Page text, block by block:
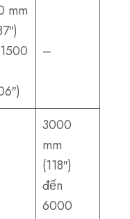
mm
–
3000
mm
(118″)
đến
6000